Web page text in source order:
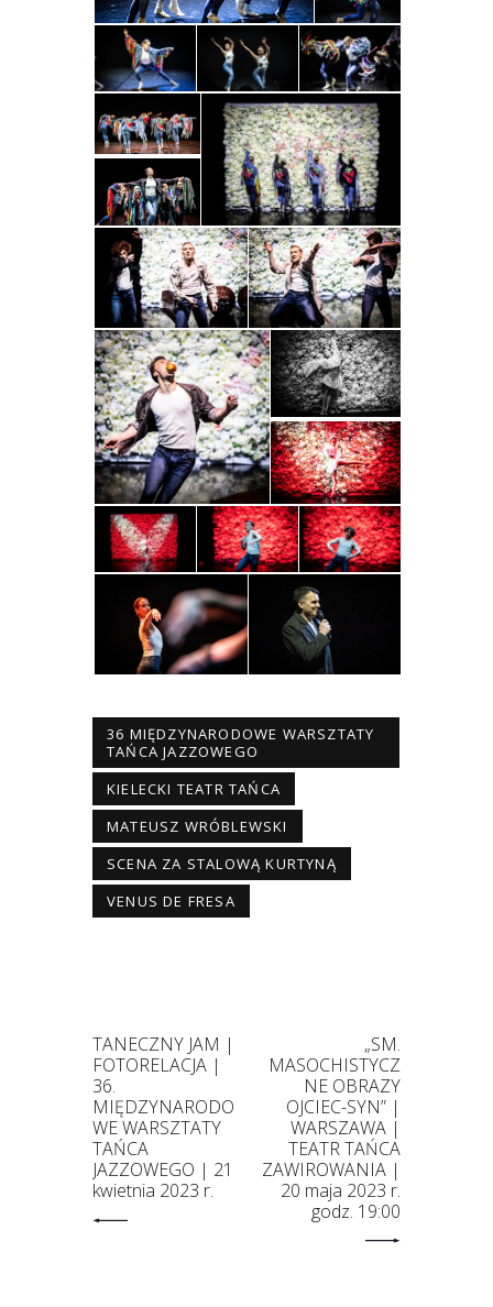
36 MIĘDZYNARODOWE WARSZTATY
TAŃCA JAZZOWEGO
KIELECKI TEATR TAŃCA
MATEUSZ WRÓBLEWSKI
SCENA ZA STALOWĄ KURTYNĄ
VENUS DE FRESA
TANECZNY JAM |
FOTORELACJA |
36.
MIĘDZYNARODO
WE WARSZTATY
TAŃCA
JAZZOWEGO | 21
kwietnia 2023 r.
„SM.
MASOCHISTYCZ
NE OBRAZY
OJCIEC-SYN” |
WARSZAWA |
TEATR TAŃCA
ZAWIROWANIA |
20 maja 2023 r.
godz. 19:00